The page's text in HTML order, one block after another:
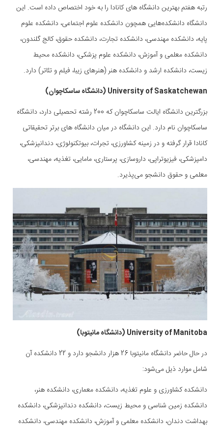
رتبه هفتم بهترین دانشگاه های کانادا را به خود اختصاص داده است. این
دانشگاه دانشکده‌هایی همچون دانشکده علوم اجتماعی، دانشکده علوم
پایه، دانشکده مهندسی، دانشکده تجارت، دانشکده حقوق، کالج گلندون،
دانشکده معلمی و آموزش، دانشکده علوم پزشکی، دانشکده محیط
زیست، دانشکده ارشد و دانشکده هنر (هنرهای زیبا، فیلم و تئاتر) دارد.
University of Saskatchewan (دانشگاه ساسکاچوان)
بزرگترین دانشگاه ایالت ساسکاچوان که 200 رشته تحصیلی دارد، دانشگاه
ساسکاچوان نام دارد. این دانشگاه در میان دانشگاه های برتر تحقیقاتی
کانادا قرار گرفته و در زمینه کشاورزی، تجرات، بیوتکنولوژی، دندانپزشکی،
دامپزشکی، فیزیوتراپی، داروسازی، پرستاری، مامایی، تغذیه، مهندسی،
معلمی و حقوق دانشجو می‌پذیرد.
University of Manitoba (دانشگاه مانیتوبا)
در حال حاضر دانشگاه مانیتوبا 26 هزار دانشجو دارد و 22 دانشکده آن
شامل موارد ذیل می‌شود:
دانشکده کشاورزی و علوم تغذیه، دانشکده معماری، دانشکده هنر،
دانشکده زمین شناسی و محیط زیست، دانشکده دندانپزشکی، دانشکده
بهداشت دندان، دانشکده معلمی و آموزش، دانشکده مهندسی، دانشکده